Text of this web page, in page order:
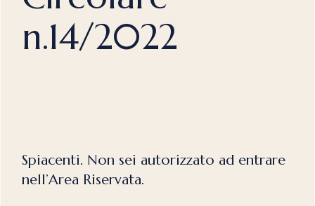
n.14/2022
Spiacenti. Non sei autorizzato ad entrare
nell’Area Riservata.